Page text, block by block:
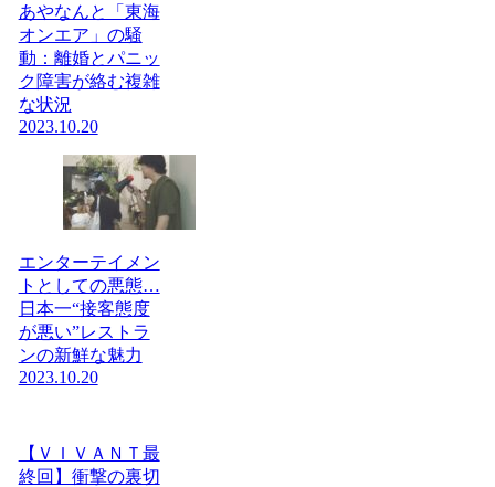
あやなんと「東海
オンエア」の騒
動：離婚とパニッ
ク障害が絡む複雑
な状況
2023.10.20
エンターテイメン
トとしての悪態…
日本一“接客態度
が悪い”レストラ
ンの新鮮な魅力
2023.10.20
【ＶＩＶＡＮＴ最
終回】衝撃の裏切